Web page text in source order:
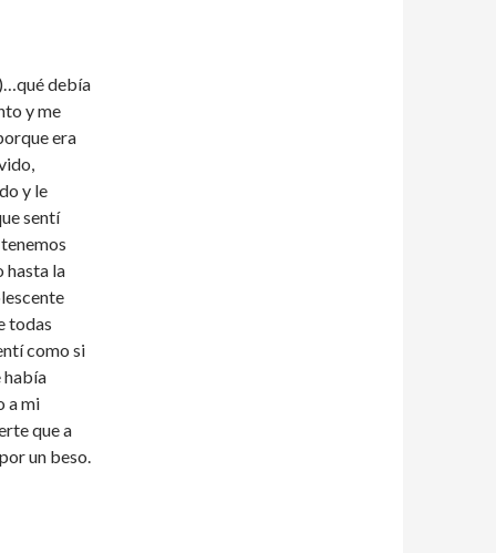
debía
y me
era
y le
sentí
hasta la
todas
como si
había
a mi
que a
un beso.